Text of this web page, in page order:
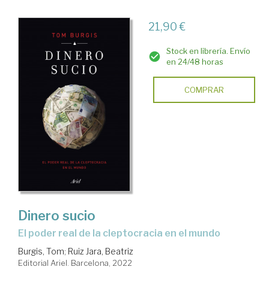
21,90 €
Stock en librería. Envío
en 24/48 horas
COMPRAR
Dinero sucio
el poder real de la cleptocracia en el mundo
Burgis, Tom; Ruiz Jara, Beatriz
Editorial Ariel. Barcelona, 2022